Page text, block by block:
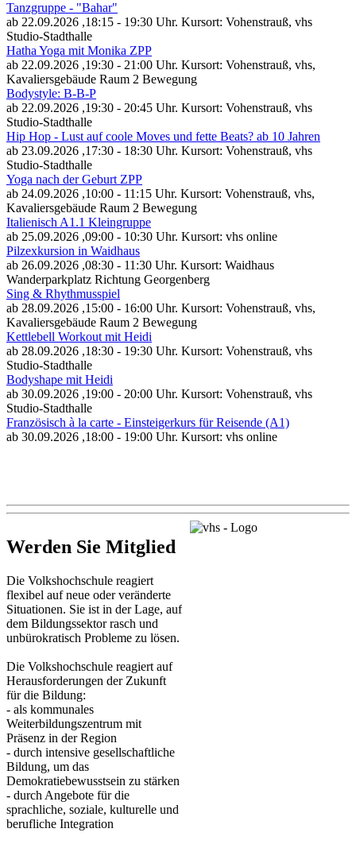
Tanzgruppe - "Bahar"
ab 22.09.2026 ,18:15 - 19:30 Uhr. Kursort: Vohenstrauß, vhs
Studio-Stadthalle
Hatha Yoga mit Monika ZPP
ab 22.09.2026 ,19:30 - 21:00 Uhr. Kursort: Vohenstrauß, vhs,
Kavaliersgebäude Raum 2 Bewegung
Bodystyle: B-B-P
ab 22.09.2026 ,19:30 - 20:45 Uhr. Kursort: Vohenstrauß, vhs
Studio-Stadthalle
Hip Hop - Lust auf coole Moves und fette Beats? ab 10 Jahren
ab 23.09.2026 ,17:30 - 18:30 Uhr. Kursort: Vohenstrauß, vhs
Studio-Stadthalle
Yoga nach der Geburt ZPP
ab 24.09.2026 ,10:00 - 11:15 Uhr. Kursort: Vohenstrauß, vhs,
Kavaliersgebäude Raum 2 Bewegung
Italienisch A1.1 Kleingruppe
ab 25.09.2026 ,09:00 - 10:30 Uhr. Kursort: vhs online
Pilzexkursion in Waidhaus
ab 26.09.2026 ,08:30 - 11:30 Uhr. Kursort: Waidhaus
Wanderparkplatz Richtung Georgenberg
Sing & Rhythmusspiel
ab 28.09.2026 ,15:00 - 16:00 Uhr. Kursort: Vohenstrauß, vhs,
Kavaliersgebäude Raum 2 Bewegung
Kettlebell Workout mit Heidi
ab 28.09.2026 ,18:30 - 19:30 Uhr. Kursort: Vohenstrauß, vhs
Studio-Stadthalle
Bodyshape mit Heidi
ab 30.09.2026 ,19:00 - 20:00 Uhr. Kursort: Vohenstrauß, vhs
Studio-Stadthalle
Französisch à la carte - Einsteigerkurs für Reisende (A1)
ab 30.09.2026 ,18:00 - 19:00 Uhr. Kursort: vhs online
Werden Sie Mitglied
Die Volkshochschule reagiert
flexibel auf neue oder veränderte
Situationen. Sie ist in der Lage, auf
dem Bildungssektor rasch und
unbürokratisch Probleme zu lösen.
Die Volkshochschule reagiert auf
Herausforderungen der Zukunft
für die Bildung:
- als kommunales
Weiterbildungszentrum mit
Präsenz in der Region
- durch intensive gesellschaftliche
Bildung, um das
Demokratiebewusstsein zu stärken
- durch Angebote für die
sprachliche, soziale, kulturelle und
berufliche Integration